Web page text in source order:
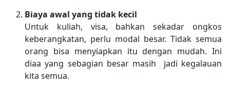
Biaya awal yang tidak kecil
Untuk kuliah, visa, bahkan sekadar ongkos
keberangkatan, perlu modal besar. Tidak semua
orang bisa menyiapkan itu dengan mudah. Ini
diaa yang sebagian besar masih jadi kegalauan
kita semua.